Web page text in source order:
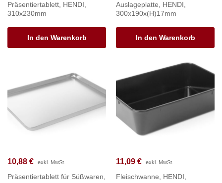
Präsentiertablett, HENDI,
310x230mm
In den Warenkorb
Auslageplatte, HENDI,
300x190x(H)17mm
In den Warenkorb
10,88 € exkl. MwSt.
Präsentiertablett für Süßwaren,
11,09 € exkl. MwSt.
Fleischwanne, HENDI,